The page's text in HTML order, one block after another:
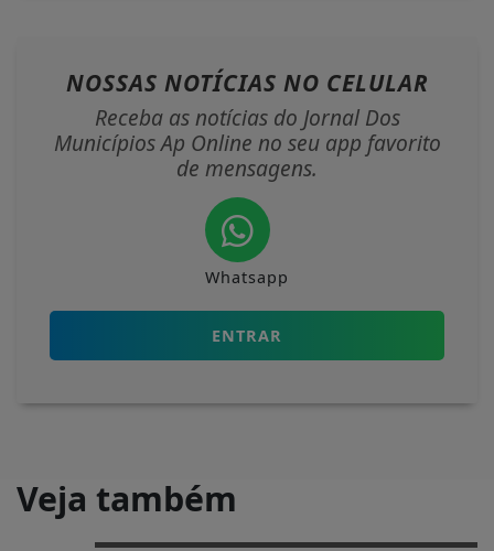
NOSSAS NOTÍCIAS NO CELULAR
Receba as notícias do Jornal Dos
Municípios Ap Online no seu app favorito
de mensagens.
Whatsapp
ENTRAR
Veja também